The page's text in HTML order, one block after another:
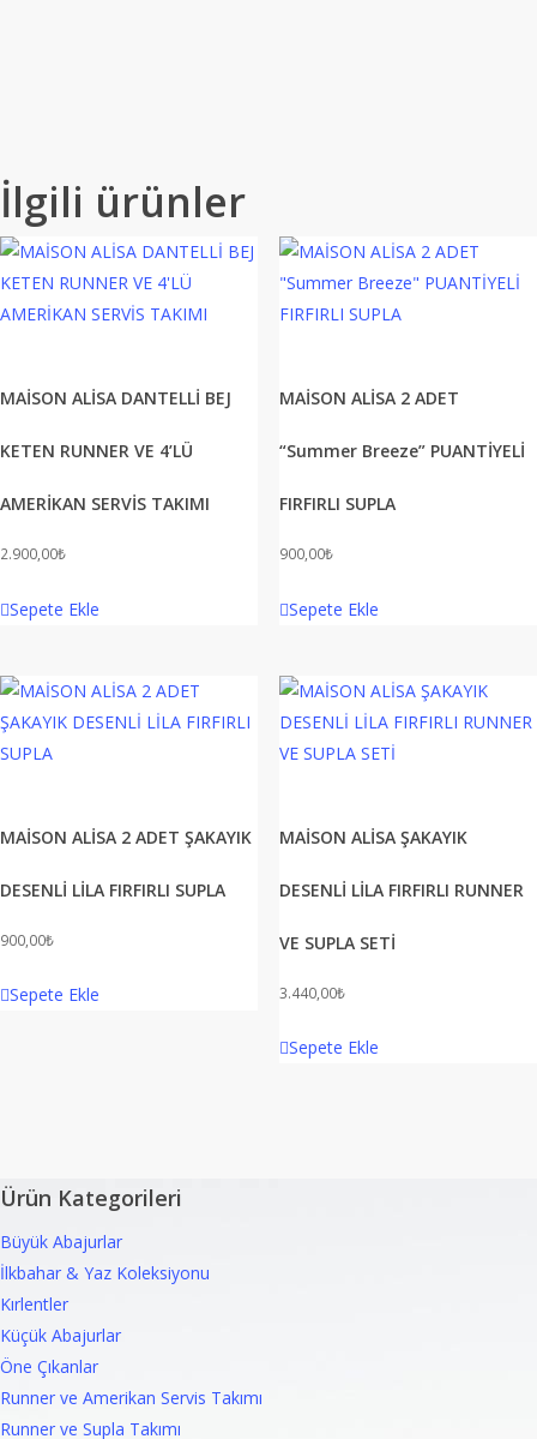
İlgili ürünler
MAİSON ALİSA DANTELLİ BEJ
KETEN RUNNER VE 4’LÜ
AMERİKAN SERVİS TAKIMI
2.900,00₺
Sepete Ekle
MAİSON ALİSA 2 ADET
“Summer Breeze” PUANTİYELİ
FIRFIRLI SUPLA
900,00₺
Sepete Ekle
MAİSON ALİSA 2 ADET ŞAKAYIK
DESENLİ LİLA FIRFIRLI SUPLA
900,00₺
Sepete Ekle
MAİSON ALİSA ŞAKAYIK
DESENLİ LİLA FIRFIRLI RUNNER
VE SUPLA SETİ
3.440,00₺
Sepete Ekle
Ürün Kategorileri
Büyük Abajurlar
İlkbahar & Yaz Koleksiyonu
Kırlentler
Küçük Abajurlar
Öne Çıkanlar
Runner ve Amerikan Servis Takımı
Runner ve Supla Takımı